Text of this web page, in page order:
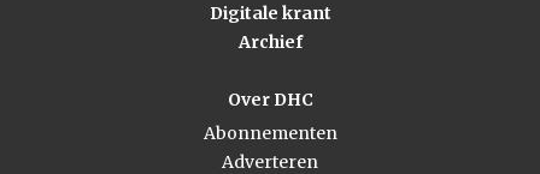
Digitale krant
Archief
Over DHC
Abonnementen
Adverteren